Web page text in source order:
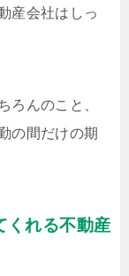
産会社はしっ
ろんのこと、
の間だけの期
くれる不動産